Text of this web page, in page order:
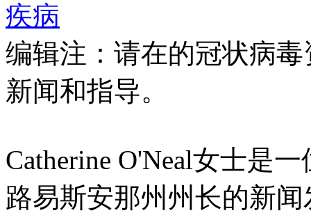
疾病
编辑注：请在的冠状病
新闻和指导。
Catherine O'Neal女士是
路易斯安那州州长的新